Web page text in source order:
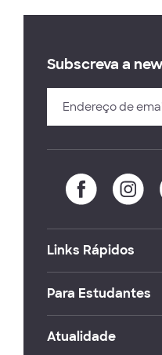
Subscreva a
Links Rápidos
Para Estudantes
Atualidade